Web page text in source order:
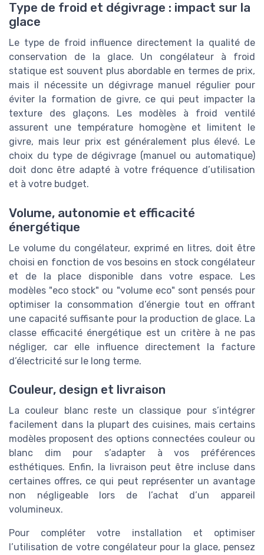
Type de froid et dégivrage : impact sur la
glace
Le type de froid influence directement la qualité de
conservation de la glace. Un congélateur à froid
statique est souvent plus abordable en termes de prix,
mais il nécessite un dégivrage manuel régulier pour
éviter la formation de givre, ce qui peut impacter la
texture des glaçons. Les modèles à froid ventilé
assurent une température homogène et limitent le
givre, mais leur prix est généralement plus élevé. Le
choix du type de dégivrage (manuel ou automatique)
doit donc être adapté à votre fréquence d’utilisation
et à votre budget.
Volume, autonomie et efficacité
énergétique
Le volume du congélateur, exprimé en litres, doit être
choisi en fonction de vos besoins en stock congélateur
et de la place disponible dans votre espace. Les
modèles "eco stock" ou "volume eco" sont pensés pour
optimiser la consommation d’énergie tout en offrant
une capacité suffisante pour la production de glace. La
classe efficacité énergétique est un critère à ne pas
négliger, car elle influence directement la facture
d’électricité sur le long terme.
Couleur, design et livraison
La couleur blanc reste un classique pour s’intégrer
facilement dans la plupart des cuisines, mais certains
modèles proposent des options connectées couleur ou
blanc dim pour s’adapter à vos préférences
esthétiques. Enfin, la livraison peut être incluse dans
certaines offres, ce qui peut représenter un avantage
non négligeable lors de l’achat d’un appareil
volumineux.
Pour compléter votre installation et optimiser
l’utilisation de votre congélateur pour la glace, pensez